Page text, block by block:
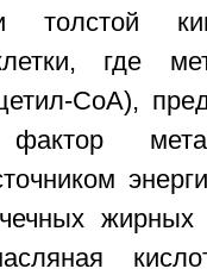
толстой
где
CoA),
фактор